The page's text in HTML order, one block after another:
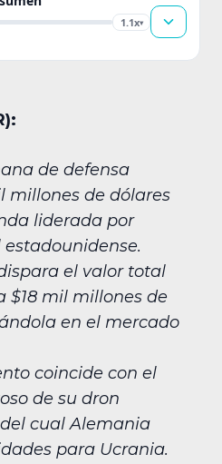
1.1x▾
de defensa
millones de dólares
liderada por
el valor total
$18 mil millones de
en el mercado
coincide con el
de su dron
cual Alemania
para Ucrania.